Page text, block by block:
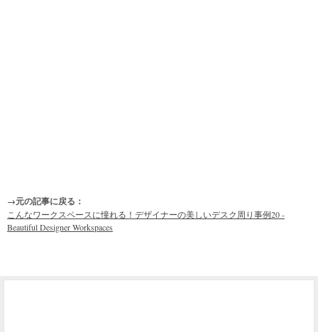
→元の記事に戻る：
こんなワークスペースに憧れる！デザイナーの美しいデスク周り事例20 -
Beautiful Designer Workspaces